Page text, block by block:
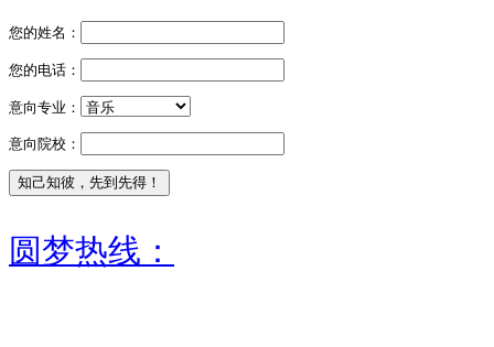
您的姓名：
您的电话：
意向专业：
意向院校：
圆梦热线：